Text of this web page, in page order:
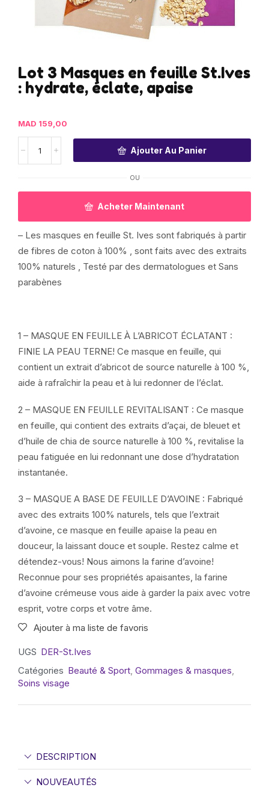
Lot 3 Masques en feuille St.Ives
: hydrate, éclate, apaise
MAD 159,00
Ajouter Au Panier
OU
Acheter Maintenant
– Les masques en feuille St. Ives sont fabriqués à partir
de fibres de coton à 100% , sont faits avec des extraits
100% naturels , Testé par des dermatologues et Sans
parabènes
1 – MASQUE EN FEUILLE À L’ABRICOT ÉCLATANT :
FINIE LA PEAU TERNE! Ce masque en feuille, qui
contient un extrait d’abricot de source naturelle à 100 %,
aide à rafraîchir la peau et à lui redonner de l’éclat.
2 – MASQUE EN FEUILLE REVITALISANT : Ce masque
en feuille, qui contient des extraits d’açai, de bleuet et
d’huile de chia de source naturelle à 100 %, revitalise la
peau fatiguée en lui redonnant une dose d’hydratation
instantanée.
3 – MASQUE A BASE DE FEUILLE D’AVOINE : Fabriqué
avec des extraits 100% naturels, tels que l’extrait
d’avoine, ce masque en feuille apaise la peau en
douceur, la laissant douce et souple. Restez calme et
détendez-vous! Nous aimons la farine d’avoine!
Reconnue pour ses propriétés apaisantes, la farine
d’avoine crémeuse vous aide à garder la paix avec votre
esprit, votre corps et votre âme.
Ajouter à ma liste de favoris
UGS DER-St.Ives
Catégories Beauté & Sport, Gommages & masques,
Soins visage
DESCRIPTION
NOUVEAUTÉS